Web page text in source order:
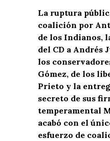
La ruptura
coalición por
de los Indianos,
del CD a Andrés
los
Gómez, de los
Prieto y la
secreto de sus
temperamental
acabó con el
esfuerzo de